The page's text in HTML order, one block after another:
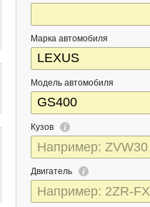
Марка автомобиля
Модель автомобиля
Кузов
Двигатель